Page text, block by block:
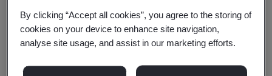
กรอง
By clicking “Accept all cookies”, you agree to the storing of
cookies on your device to enhance site navigation,
analyse site usage, and assist in our marketing efforts.